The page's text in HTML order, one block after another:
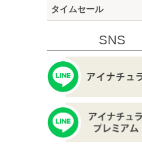
タイムセール
SNS